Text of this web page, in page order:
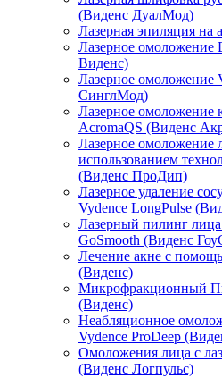
(Виденс ДуалМод)
Лазерная эпиляция на
Лазерное омоложение
Виденс)
Лазерное омоложение
СинглМод)
Лазерное омоложение
АcromaQS (Виденс
Лазерное омоложение
использованием
(Виденс ПроДип)
Лазерное удаление
Vydence LongPulse
Лазерный пилинг
GoSmooth (Виденс
Лечение акне с
(Виденс)
Микрофракционный
(Виденс)
Неабляционное
Vydence ProDeep
Омоложения лица с
(Виденс Логпульс)